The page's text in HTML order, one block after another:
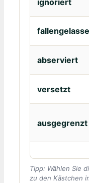
abserviert
versetzt
ausgegrenzt
Tipp: Wählen Sie
zu den Kästchen